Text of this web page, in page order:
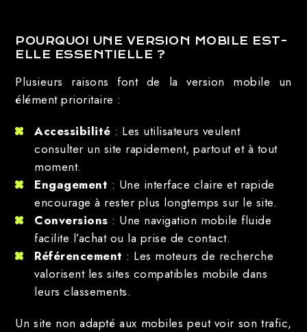
POURQUOI UNE VERSION MOBILE EST-
ELLE ESSENTIELLE ?
Plusieurs raisons font de la version mobile un
élément prioritaire :
Accessibilité : Les utilisateurs veulent
consulter un site rapidement, partout et à tout
moment.
Engagement : Une interface claire et rapide
encourage à rester plus longtemps sur le site.
Conversions : Une navigation mobile fluide
facilite l’achat ou la prise de contact.
Référencement : Les moteurs de recherche
valorisent les sites compatibles mobile dans
leurs classements.
Un site non adapté aux mobiles peut voir son trafic,